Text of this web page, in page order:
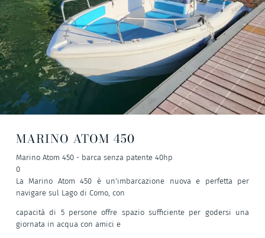
MARINO ATOM 450
Marino Atom 450 - barca senza patente 40hp
0
La Marino Atom 450 è un'imbarcazione nuova e perfetta per
navigare sul Lago di Como, con
capacità di 5 persone offre spazio sufficiente per godersi una
giornata in acqua con amici e